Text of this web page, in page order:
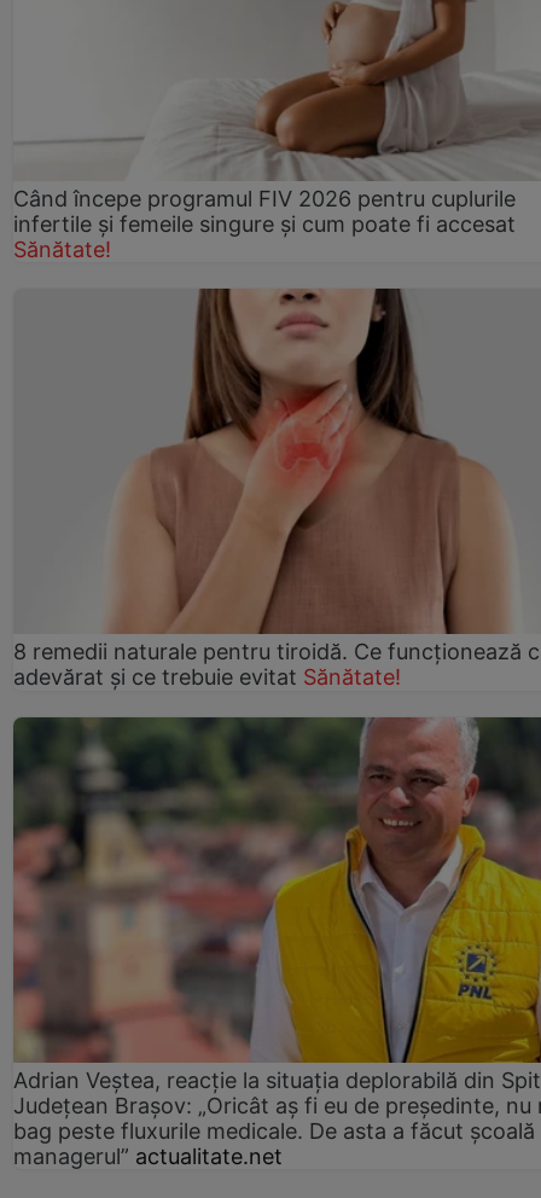
Când începe programul FIV 2026 pentru cuplurile
infertile şi femeile singure şi cum poate fi accesat
Sănătate!
8 remedii naturale pentru tiroidă. Ce funcționează
adevărat și ce trebuie evitat Sănătate!
Adrian Veștea, reacție la situația deplorabilă din
Județean Brașov: „Oricât aș fi eu de președinte, nu
bag peste fluxurile medicale. De asta a făcut școală
managerul” actualitate.net